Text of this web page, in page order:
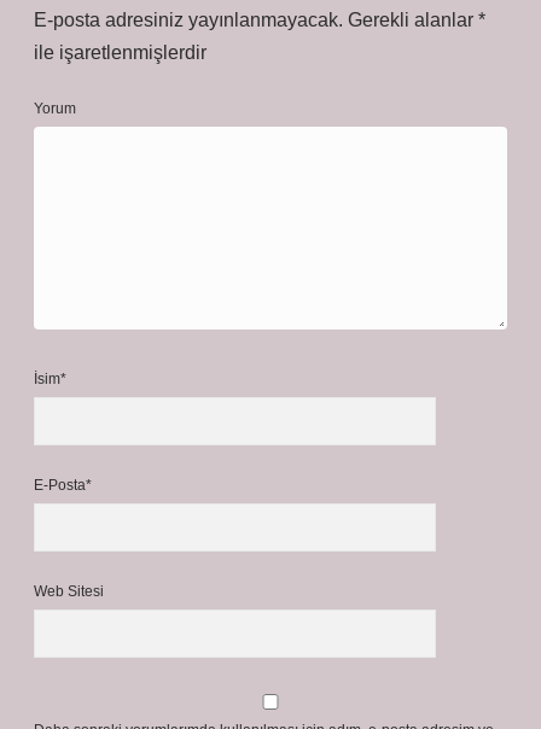
E-posta adresiniz yayınlanmayacak. Gerekli alanlar *
ile işaretlenmişlerdir
Yorum
İsim*
E-Posta*
Web Sitesi